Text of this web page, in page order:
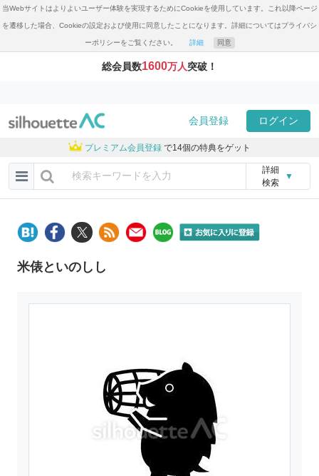
当Webサイトはよりよいユーザー体験を実現するためにCookieを使用しています。これ以降ページ
を遷移した場合、Cookieの設定および使用に同意したことになります。詳細についてはプライバシ
ーポリシーをご覧ください。 詳細 同意
総会員数1600万人突破！
会員登録 ログイン
プレミアム会員登録 で14個の特典をゲット
詳細
検索
▼
米俵といのしし